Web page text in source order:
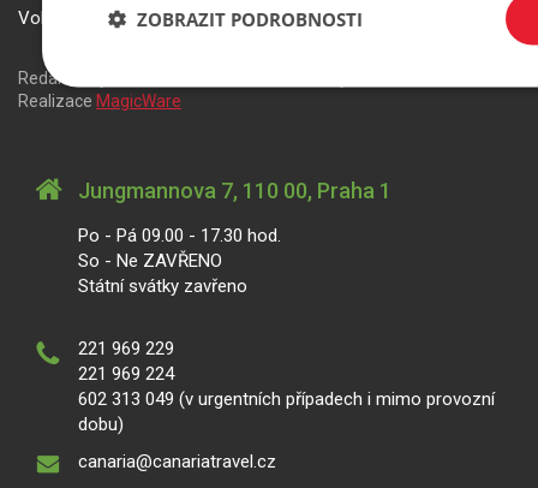
Volitelné doplňkové služby
Redakční systém
Realizace MagicWare
Jungmannova 7, 110 00, Praha 1
Po - Pá 09.00 - 17.30 hod.
So - Ne ZAVŘENO
Státní svátky zavřeno
221 969 229
221 969 224
602 313 049 (v urgentních případech i mimo provozní
dobu)
canaria@canariatravel.cz
ZOBRAZIT PODROBNOSTI